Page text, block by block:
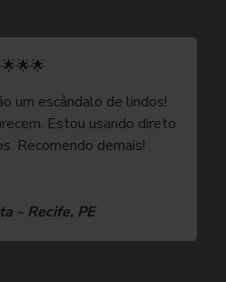
um escândalo de lindos!
Estou usando direto
Recomendo demais!
– Recife, PE